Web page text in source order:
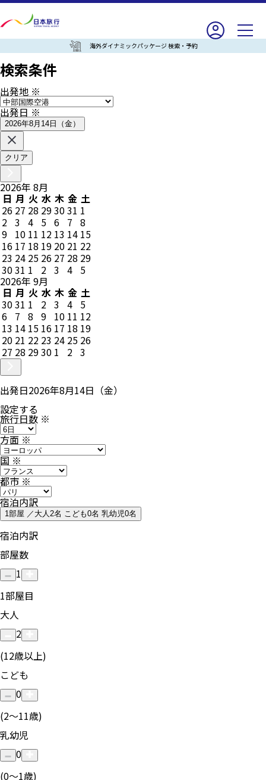
海外ダイナミックパッケージ 検索・予約
検索条件
出発地 ※
出発日※
2026年8月14日（金）
クリア
2026年 8月
日 月 火 水 木 金 土
26 27 28 293031 1
2 3 4 5 6 7 8
9 10 11 12 13 14 15
16 17 18 19 20 21 22
23 24 25 26 27 28 29
3031 1 2 3 4 5
2026年 9月
日 月 火 水 木 金 土
3031 1 2 3 4 5
6 7 8 9 10 11 12
13 14 15 16 17 18 19
20 21 22 23 24 25 26
27 28 2930 1 2 3
出発日2026年8月14日（金）
設定する
旅行日数 ※
方面※
国※
都市※
宿泊内訳
1部屋 ／大人2名 こども0名 乳幼児0名
宿泊内訳
部屋数
1
1部屋目
大人
2
(12歳以上)
こども
0
(2〜11歳)
乳幼児
0
(0〜1歳)